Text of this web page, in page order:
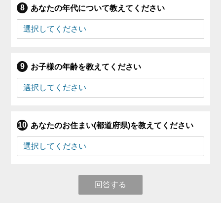
あなたの年代について教えてください
お子様の年齢を教えてください
あなたのお住まい(都道府県)を教えてください
回答する